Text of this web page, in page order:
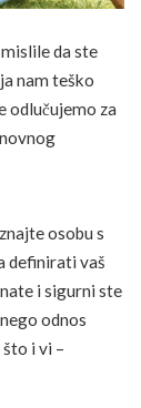
da ste
nam teško
odlučujemo za
osobu s
definirati vaš
i sigurni ste
odnos
i vi –